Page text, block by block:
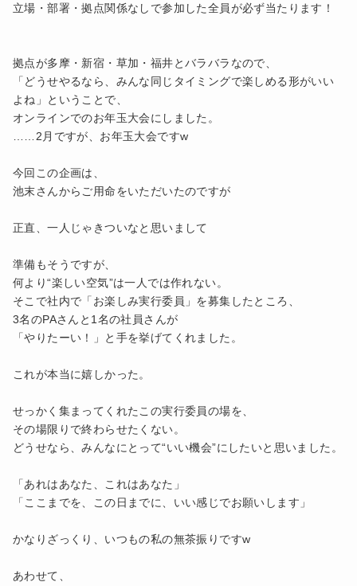
立場・部署・拠点関係なしで参加した全員が必ず当たります！
拠点が多摩・新宿・草加・福井とバラバラなので、
「どうせやるなら、みんな同じタイミングで楽しめる形がいい
よね」ということで、
オンラインでのお年玉大会にしました。
……2月ですが、お年玉大会ですw
今回この企画は、
池末さんからご用命をいただいたのですが
正直、一人じゃきついなと思いまして
準備もそうですが、
何より“楽しい空気”は一人では作れない。
そこで社内で「お楽しみ実行委員」を募集したところ、
3名のPAさんと1名の社員さんが
「やりたーい！」と手を挙げてくれました。
これが本当に嬉しかった。
せっかく集まってくれたこの実行委員の場を、
その場限りで終わらせたくない。
どうせなら、みんなにとって“いい機会”にしたいと思いました。
「あれはあなた、これはあなた」
「ここまでを、この日までに、いい感じでお願いします」
かなりざっくり、いつもの私の無茶振りですw
あわせて、